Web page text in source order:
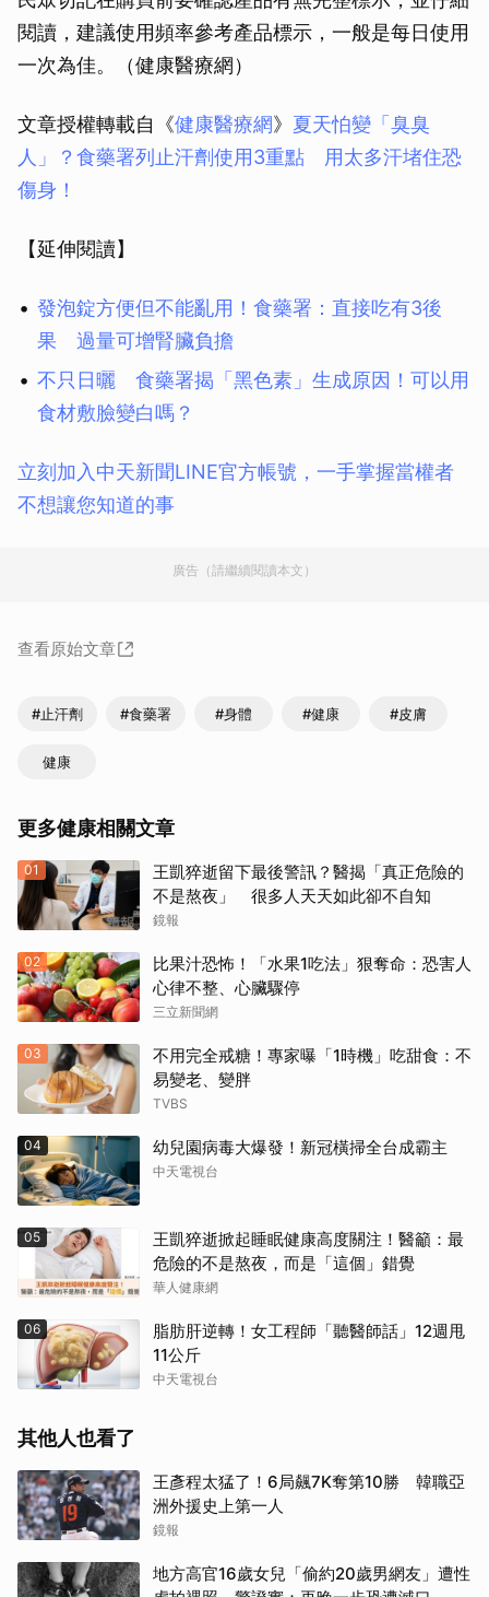
閱讀，建議使用頻率參考產品標示，一般是每日使用
一次為佳。（健康醫療網）
文章授權轉載自《健康醫療網》 夏天怕變「臭臭
人」？食藥署列止汗劑使用3重點 用太多汗堵住恐
傷身！
【延伸閱讀】
發泡錠方便但不能亂用！食藥署：直接吃有3後
果 過量可增腎臟負擔
不只日曬 食藥署揭「黑色素」生成原因！可以用
食材敷臉變白嗎？
立刻加入中天新聞LINE官方帳號，一手掌握當權者
不想讓您知道的事
廣告（請繼續閱讀本文）
查看原始文章
#止汗劑 #食藥署 #身體 #健康 #皮膚
健康
更多健康相關文章
01
王凱猝逝留下最後警訊？醫揭「真正危險的
不是熬夜」 很多人天天如此卻不自知
鏡報
02
比果汁恐怖！「水果1吃法」狠奪命：恐害人
心律不整、心臟驟停
三立新聞網
03
不用完全戒糖！專家曝「1時機」吃甜食：不
易變老、變胖
TVBS
04 幼兒園病毒大爆發！新冠橫掃全台成霸主
中天電視台
05
王凱猝逝掀起睡眠健康高度關注！醫籲：最
危險的不是熬夜，而是「這個」錯覺
華人健康網
06
脂肪肝逆轉！女工程師「聽醫師話」12週甩
11公斤
中天電視台
其他人也看了
王彥程太猛了！6局飆7K奪第10勝 韓職亞
洲外援史上第一人
鏡報
地方高官16歲女兒「偷約20歲男網友」遭性